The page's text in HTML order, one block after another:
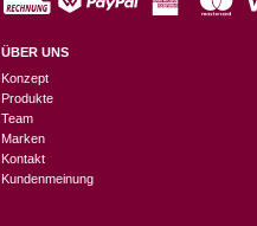
ÜBER UNS
Konzept
Produkte
Team
Marken
Kontakt
Kundenmeinung